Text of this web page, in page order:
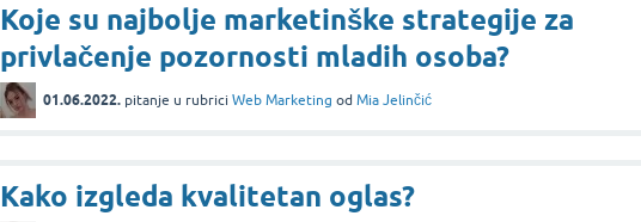
Koje su najbolje marketinške strategije za
privlačenje pozornosti mladih osoba?
01.06.2022. pitanje u rubrici Web Marketing od Mia Jelinčić
Kako izgleda kvalitetan oglas?